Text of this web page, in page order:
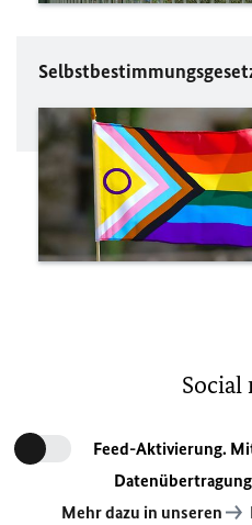
Social
Feed-Aktivierung.
Datenübertragung
Mehr dazu in unseren